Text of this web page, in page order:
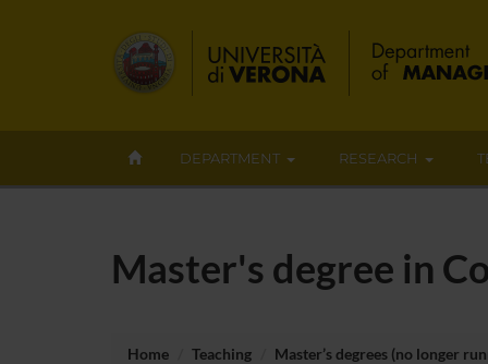
DEPARTMENT RESEARCH
Master's degree in
Home Teaching Master’s degrees (no longer